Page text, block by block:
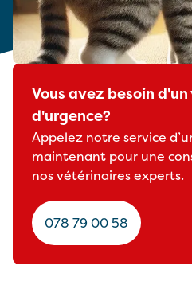
Vous avez besoin
d'urgence?
Appelez notre service
maintenant pour une
nos vétérinaires experts.
078 79 00 58